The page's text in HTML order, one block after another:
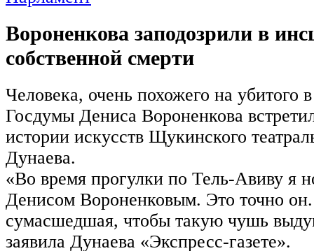
Вороненкова заподозрили в
собственной смерти
Человека, очень похожего на убитого
Госдумы Дениса Вороненкова
истории искусств Щукинского
Дунаева.
«Во время прогулки по Тель-Авиву я
Денисом Вороненковым. Это точно
сумасшедшая, чтобы такую чушь
заявила Дунаева «Экспресс-газете».